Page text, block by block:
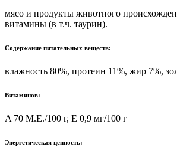
мясо и продукты животного
витамины (в т.ч. таурин).
Содержание питательных веществ:
влажность 80%, протеин 11%, жир 7%,
Витаминов:
A 70 М.Е./100 г, Е 0,9 мг/100 г
Энергетическая ценность: